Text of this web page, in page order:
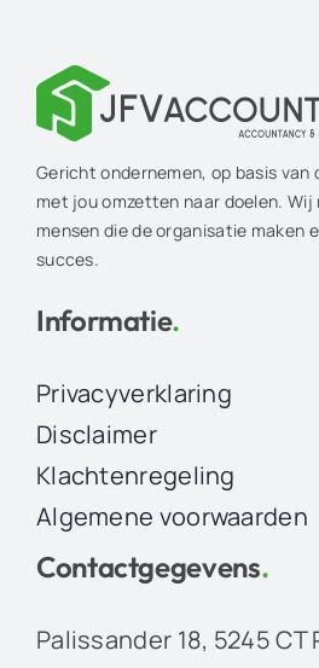
Gericht ondernemen, op basis van
met jou omzetten naar doelen. Wij
mensen die de organisatie maken
succes.
Informatie.
Privacyverklaring
Disclaimer
Klachtenregeling
Algemene voorwaarden
Contactgegevens.
Palissander 18, 5245 CT